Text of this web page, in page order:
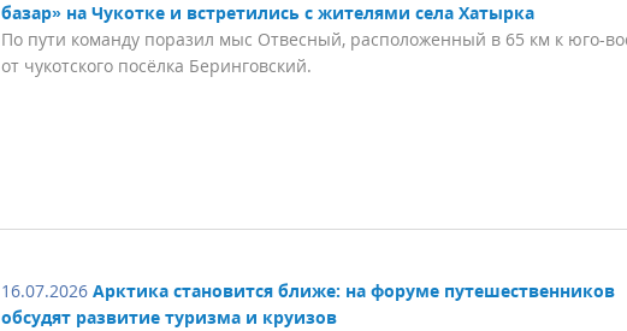
базар» на Чукотке и встретились с жителями села Хатырка
По пути команду поразил мыс Отвесный, расположенный в 65 км к юго-
от чукотского посёлка Беринговский.
16.07.2026 Арктика становится ближе: на форуме путешественников
обсудят развитие туризма и круизов